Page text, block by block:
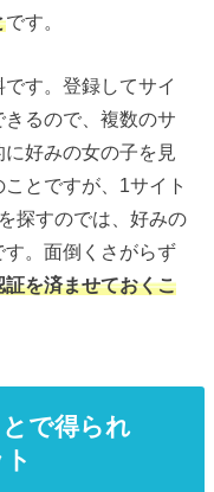
です。
す。登録してサイ
きるので、複数のサ
好みの女の子を見
とですが、1サイト
探すのでは、好みの
。面倒くさがらず
を済ませておくこ
で得られ